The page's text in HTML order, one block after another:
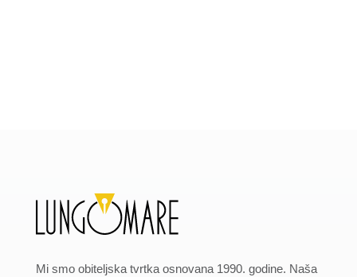
Mi smo obiteljska tvrtka osnovana 1990. godine. Naša